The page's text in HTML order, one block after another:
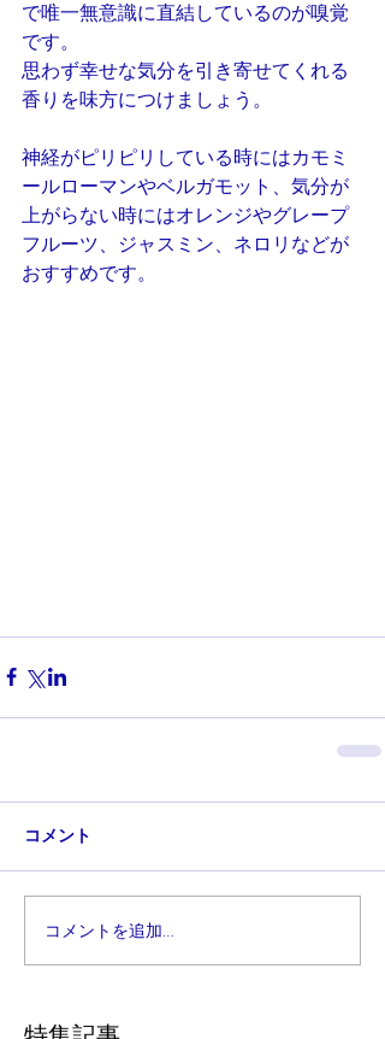
で唯一無意識に直結しているのが嗅覚
です。
思わず幸せな気分を引き寄せてくれる
香りを味方につけましょう。
神経がピリピリしている時にはカモミ
ールローマンやベルガモット、気分が
上がらない時にはオレンジやグレープ
フルーツ、ジャスミン、ネロリなどが
おすすめです。
コメント
コメントを追加…